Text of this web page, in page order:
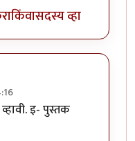
किंवासदस्य व्हा
byकर्नलतपस्वी
इ- पुस्तक